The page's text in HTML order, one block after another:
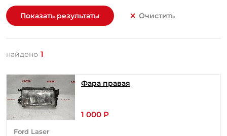
Показать результаты Очистить
найдено 1
Фара правая
1 000 Р
Ford Laser